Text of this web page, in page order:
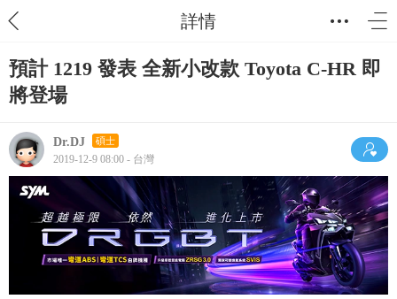
詳情
預計 1219 發表 全新小改款 Toyota C-HR 即
將登場
Dr.DJ 碩士
2019-12-9 08:00 - 台灣